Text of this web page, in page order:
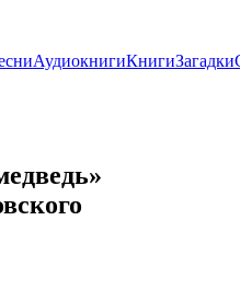
АудиокнигиКнигиЗагадки